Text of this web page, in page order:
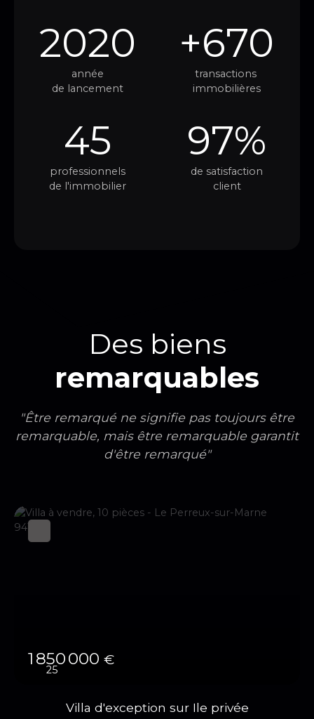
2020
année
de lancement
+670
transactions
immobilières
45
professionnels
de l'immobilier
97%
de satisfaction
client
Des biens
remarquables
"Être remarqué ne signifie pas toujours être
remarquable, mais être remarquable garantit
d'être remarqué"
1 850 000 €
25
Villa d'exception sur Ile privée